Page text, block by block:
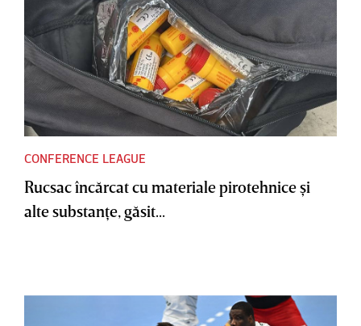
CONFERENCE LEAGUE
Rucsac încărcat cu materiale pirotehnice şi
alte substanţe, găsit...